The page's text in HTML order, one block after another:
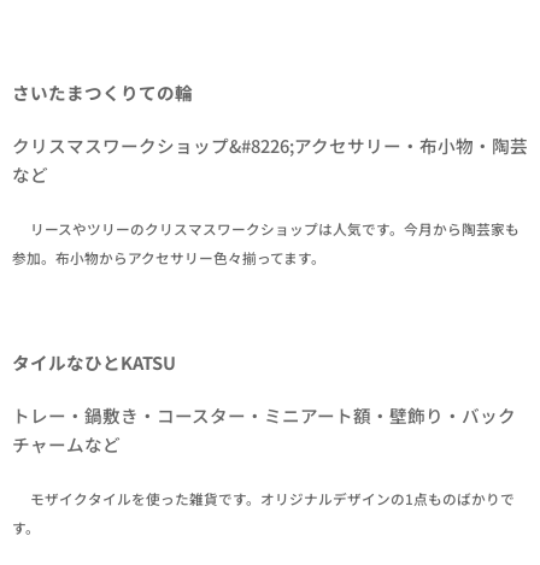
さいたまつくりての輪
クリスマスワークショップ&#8226;アクセサリー・布小物・陶芸
など
✒リースやツリーのクリスマスワークショップは人気です。今月から陶芸家も
参加。布小物からアクセサリー色々揃ってます。
タイルなひとKATSU
トレー・鍋敷き・コースター・ミニアート額・壁飾り・バック
チャームなど
✒モザイクタイルを使った雑貨です。オリジナルデザインの1点ものばかりで
す。